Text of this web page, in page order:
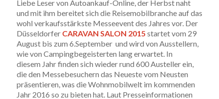
Liebe Leser von Autoankauf-Online, der Herbst naht
und mit ihm bereitet sich die Reisemobilbranche auf das
wohl verkaufsstärkste Messeevent des Jahres vor. Der
Düsseldorfer CARAVAN SALON 2015 startet vom 29
August bis zum 6.September und wird von Ausstellern,
wie von Campingbegeisterten lang erwartet. In
diesem Jahr finden sich wieder rund 600 Austeller ein,
die den Messebesuchern das Neueste vom Neusten
präsentieren, was die Wohnmobilwelt im kommenden
Jahr 2016 so zu bieten hat. Laut Presseinformationen